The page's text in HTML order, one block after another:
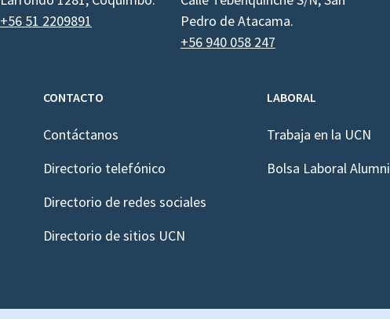
+56 51 2209891
Pedro de Atacama.
+56 940 058 247
CONTACTO
Contáctanos
Directorio telefónico
Directorio de redes sociales
Directorio de sitios UCN
LABORAL
Trabaja en la UCN
Bolsa Laboral Alumni